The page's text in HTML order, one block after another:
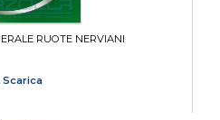
RUOTE NERVIANI
Scarica